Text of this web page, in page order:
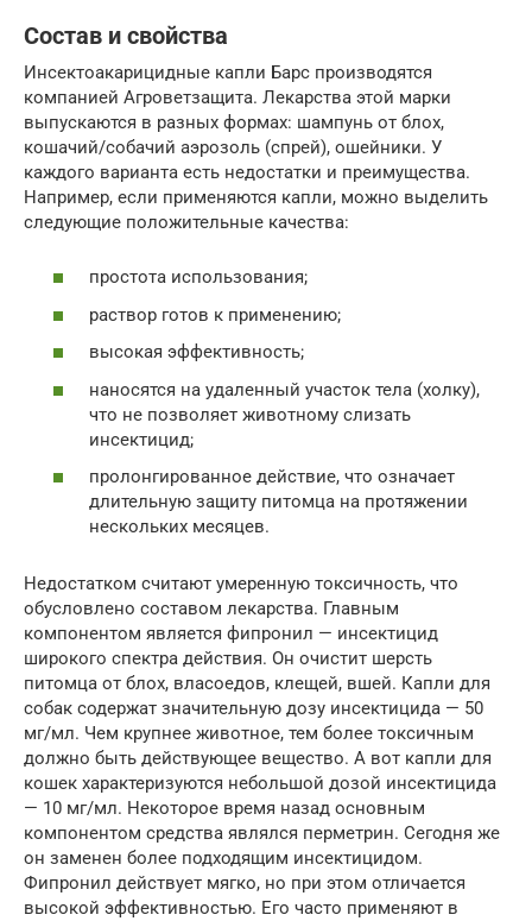
Состав и свойства
Инсектоакарицидные капли Барс производятся
компанией Агроветзащита. Лекарства этой марки
выпускаются в разных формах: шампунь от блох,
кошачий/собачий аэрозоль (спрей), ошейники. У
каждого варианта есть недостатки и преимущества.
Например, если применяются капли, можно выделить
следующие положительные качества:
простота использования;
раствор готов к применению;
высокая эффективность;
наносятся на удаленный участок тела (холку),
что не позволяет животному слизать
инсектицид;
пролонгированное действие, что означает
длительную защиту питомца на протяжении
нескольких месяцев.
Недостатком считают умеренную токсичность, что
обусловлено составом лекарства. Главным
компонентом является фипронил — инсектицид
широкого спектра действия. Он очистит шерсть
питомца от блох, власоедов, клещей, вшей. Капли для
собак содержат значительную дозу инсектицида — 50
мг/мл. Чем крупнее животное, тем более токсичным
должно быть действующее вещество. А вот капли для
кошек характеризуются небольшой дозой инсектицида
— 10 мг/мл. Некоторое время назад основным
компонентом средства являлся перметрин. Сегодня же
он заменен более подходящим инсектицидом.
Фипронил действует мягко, но при этом отличается
высокой эффективностью. Его часто применяют в